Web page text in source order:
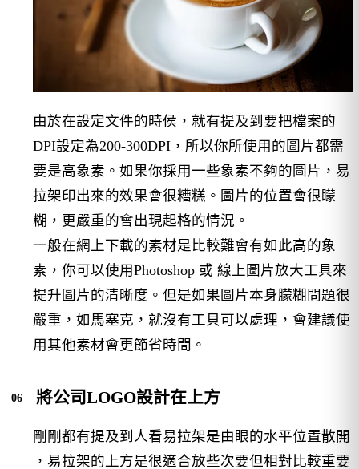
由於在設定文件的時侯，就有提及到要把檔案的
DPI設定為200-300DPI，所以你所使用的圖片都需
要是高象素。如果你採用一些象素不夠的圖片，易
拉架印出來的效果會很糟糕。圖片的位置會很矇
糊，更嚴重的會出現起格的情況。
一般在網上下載的素材是比較難會有如此高的象
素，你可以使用Photoshop 或 線上圖片放大工具來
提升圖片的清晰度。但是如果圖片本身朦糊問題很
嚴重，如馬塞克，就沒有工貝可以處理，會建議使
用其他素材會更節省時間。
將公司LOGO設計在上方
剛剛都有提及到人看易拉架是由眼的水平位置散開
，易拉架的上方是很適合放些次要但相對比較重要